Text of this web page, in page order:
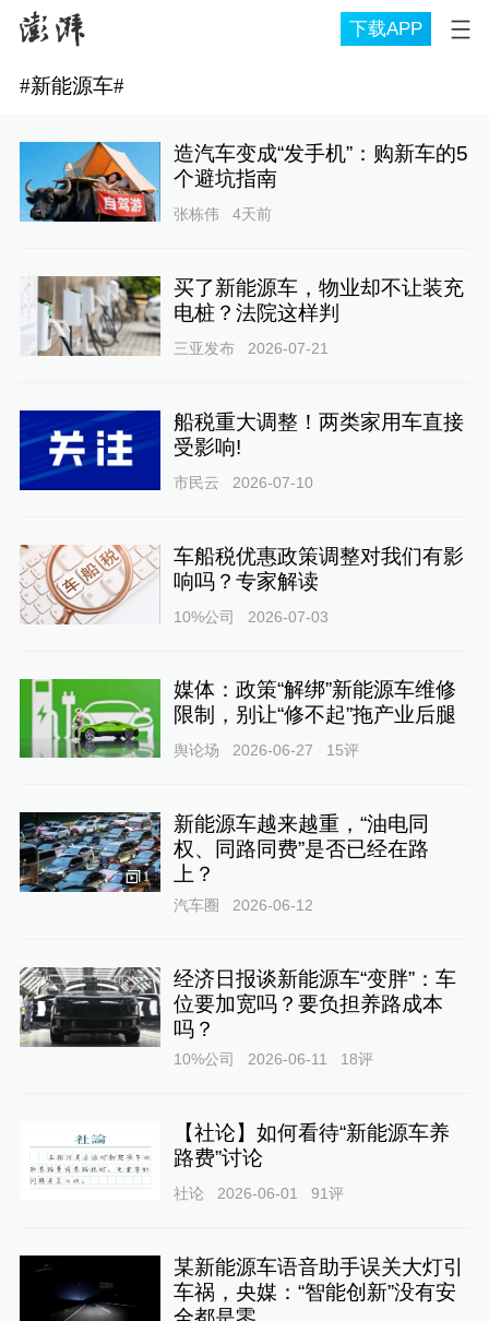
下载APP
#新能源车#
造汽车变成“发手机”：购新车的5
个避坑指南
张栋伟 4天前
买了新能源车，物业却不让装充
电桩？法院这样判
三亚发布 2026-07-21
船税重大调整！两类家用车直接
受影响!
市民云 2026-07-10
车船税优惠政策调整对我们有影
响吗？专家解读
10%公司 2026-07-03
媒体：政策“解绑”新能源车维修
限制，别让“修不起”拖产业后腿
舆论场 2026-06-27 15评
1
新能源车越来越重，“油电同
权、同路同费”是否已经在路
上？
汽车圈 2026-06-12
经济日报谈新能源车“变胖”：车
位要加宽吗？要负担养路成本
吗？
10%公司 2026-06-11 18评
【社论】如何看待“新能源车养
路费”讨论
社论 2026-06-01 91评
某新能源车语音助手误关大灯引
车祸，央媒：“智能创新”没有安